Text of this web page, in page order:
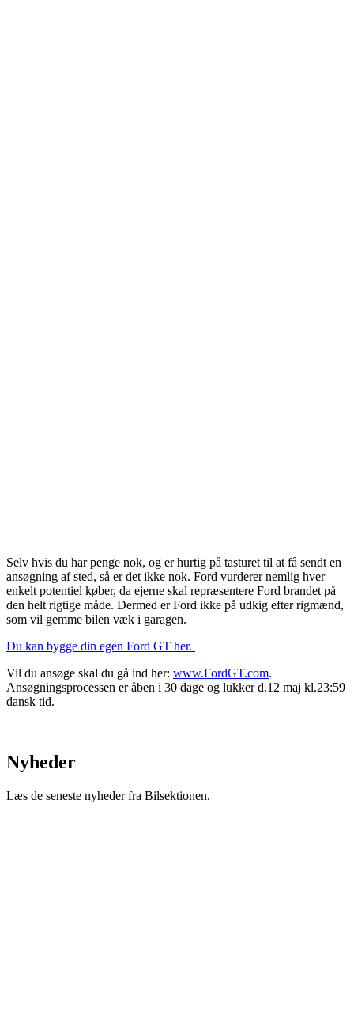
Selv hvis du har penge nok, og er hurtig på tasturet til at få sendt en
ansøgning af sted, så er det ikke nok. Ford vurderer nemlig hver
enkelt potentiel køber, da ejerne skal repræsentere Ford brandet på
den helt rigtige måde. Dermed er Ford ikke på udkig efter rigmænd,
som vil gemme bilen væk i garagen.
Du kan bygge din egen Ford GT her.
Vil du ansøge skal du gå ind her: www.FordGT.com.
Ansøgningsprocessen er åben i 30 dage og lukker d.12 maj kl.23:59
dansk tid.
Nyheder
Læs de seneste nyheder fra Bilsektionen.